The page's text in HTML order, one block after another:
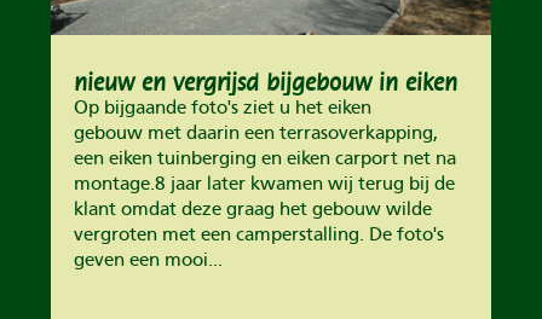
nieuw en vergrijsd bijgebouw in eiken
Op bijgaande foto's ziet u het eiken
gebouw met daarin een terrasoverkapping,
een eiken tuinberging en eiken carport net na
montage.8 jaar later kwamen wij terug bij de
klant omdat deze graag het gebouw wilde
vergroten met een camperstalling. De foto's
geven een mooi...